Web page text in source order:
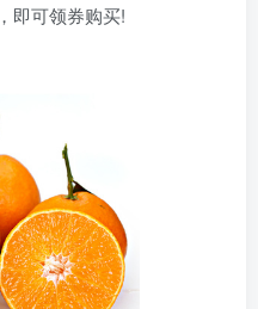
即可领券购买!